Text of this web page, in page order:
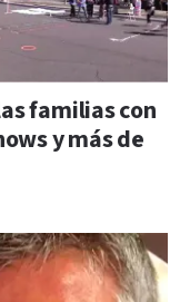
familias con
y más de